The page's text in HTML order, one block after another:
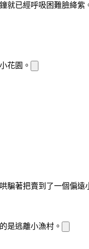
就已經呼吸困難臉絳紫
花園。
騙著把賣到了一個偏遠
是逃離小漁村。